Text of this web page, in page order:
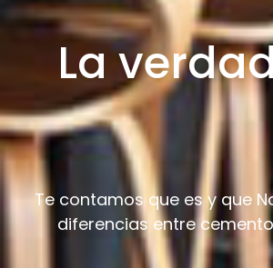
La
Te contamos que es y que
diferencias entre